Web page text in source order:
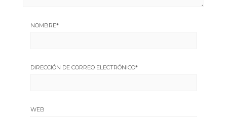
NOMBRE*
DIRECCIÓN DE CORREO ELECTRÓNICO*
WEB